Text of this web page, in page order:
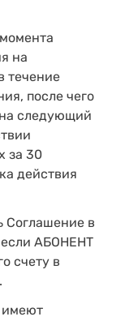
на
течение
после чего
следующий
за 30
действия
Соглашение в
если АБОНЕНТ
счету в
имеют